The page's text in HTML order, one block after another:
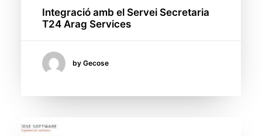
Integració amb el Servei Secretaria
T24 Arag Services
by Gecose